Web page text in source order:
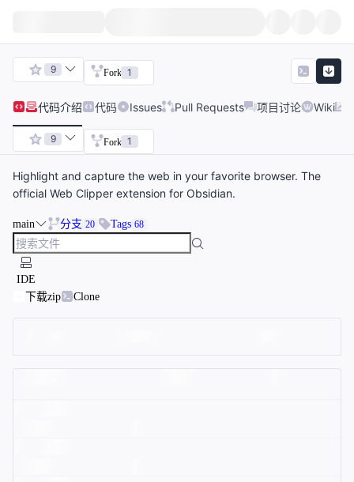
9 Fork 1
代码介绍 代码 Issues Pull Requests 项目讨论 Wiki
9 Fork 1
Highlight and capture the web in your favorite browser. The
official Web Clipper extension for Obsidian.
main 分支 20 Tags 68
IDE
下载zip
Clone